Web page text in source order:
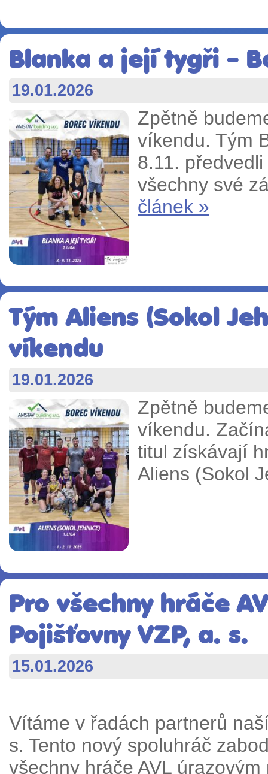
Blanka a její tygři -
19.01.2026
Zpětně
víkendu. Tým
8.11.
všechny své
článek »
Tým Aliens (Sokol
víkendu
19.01.2026
Zpětně
víkendu.
titul získávají
Aliens (Sokol
Pro všechny hráče
Pojišťovny VZP, a. s.
15.01.2026
Vítáme v řadách partnerů
s. Tento nový spoluhráč
všechny hráče AVL